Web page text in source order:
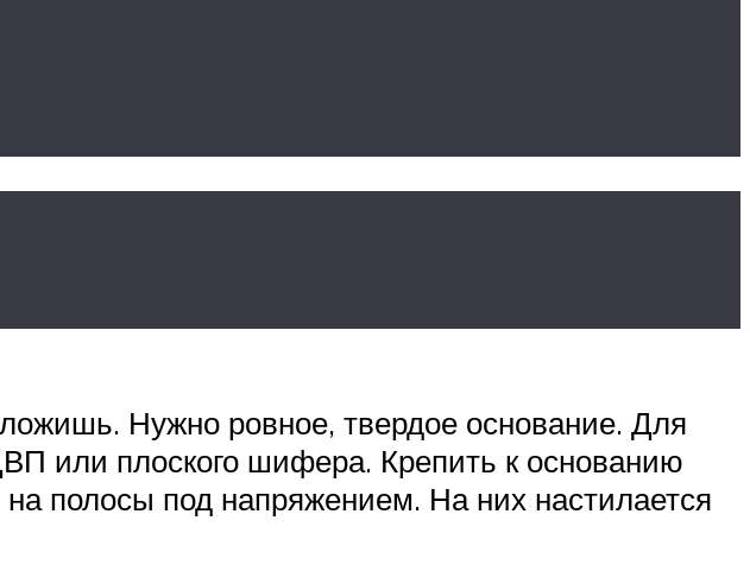
линолеума
Нужно ровное, твердое основание. Для
или плоского шифера. Крепить к основанию
полосы под напряжением. На них настилается